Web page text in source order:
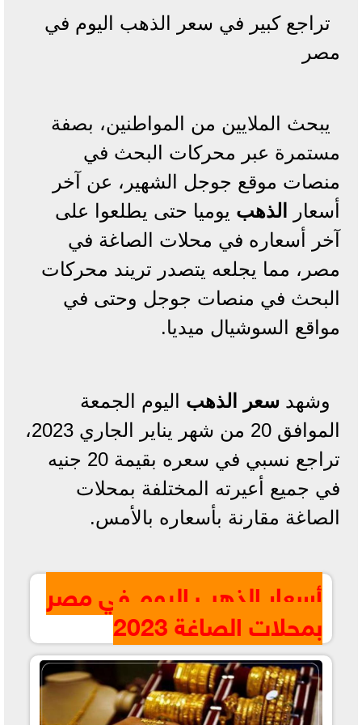
تراجع كبير في سعر الذهب اليوم في
مصر
يبحث الملايين من المواطنين، بصفة
مستمرة عبر محركات البحث في
منصات موقع جوجل الشهير، عن آخر
أسعار
الذهب يوميا حتى يطلعوا على
آخر أسعاره في محلات الصاغة في
مصر، مما يجلعه يتصدر تريند محركات
البحث في منصات جوجل وحتى في
مواقع السوشيال ميديا.
وشهد سعر الذهب اليوم الجمعة
الموافق 20 من شهر يناير الجاري 2023،
تراجع نسبي في سعره بقيمة 20 جنيه
في جميع أعيرته المختلفة بمحلات
الصاغة مقارنة بأسعاره بالأمس.
أسعار الذهب اليوم في مصر
بمحلات الصاغة 2023